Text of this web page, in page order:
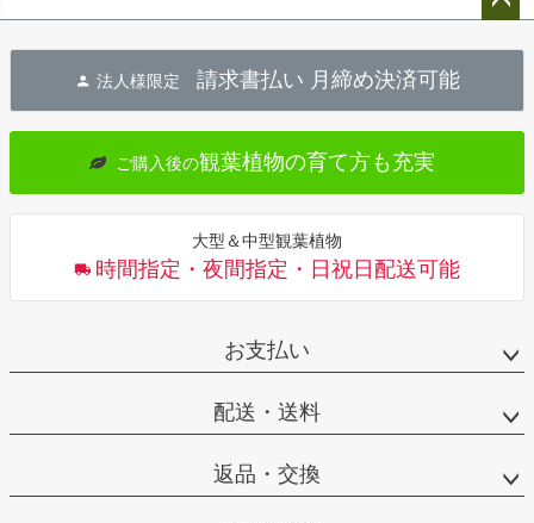
へ
法人様限定 請求書払い 月締め決済可能
ご購入後の観葉植物の育て方も充実
大型＆中型観葉植物
時間指定・夜間指定・日祝日配送可能
お支払い
配送・送料
返品・交換